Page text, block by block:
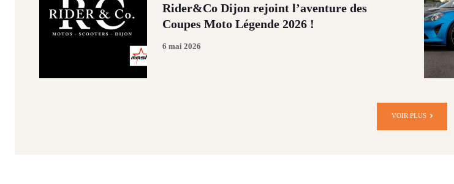
Rider&Co Dijon rejoint l’aventure des
Coupes Moto Légende 2026 !
6 mai 2026
VOIR PLUS